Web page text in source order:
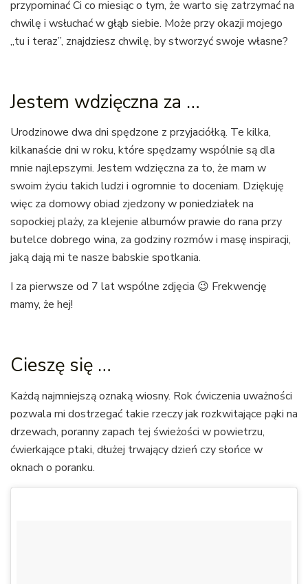
przypominać Ci co miesiąc o tym, że warto się zatrzymać na
chwilę i wsłuchać w głąb siebie. Może przy okazji mojego
„tu i teraz”, znajdziesz chwilę, by stworzyć swoje własne?
Jestem wdzięczna za …
Urodzinowe dwa dni spędzone z przyjaciółką. Te kilka,
kilkanaście dni w roku, które spędzamy wspólnie są dla
mnie najlepszymi. Jestem wdzięczna za to, że mam w
swoim życiu takich ludzi i ogromnie to doceniam. Dziękuję
więc za domowy obiad zjedzony w poniedziałek na
sopockiej plaży, za klejenie albumów prawie do rana przy
butelce dobrego wina, za godziny rozmów i masę inspiracji,
jaką dają mi te nasze babskie spotkania.
I za pierwsze od 7 lat wspólne zdjęcia 😉 Frekwencję
mamy, że hej!
Cieszę się …
Każdą najmniejszą oznaką wiosny. Rok ćwiczenia uważności
pozwala mi dostrzegać takie rzeczy jak rozkwitające pąki na
drzewach, poranny zapach tej świeżości w powietrzu,
ćwierkające ptaki, dłużej trwający dzień czy słońce w
oknach o poranku.